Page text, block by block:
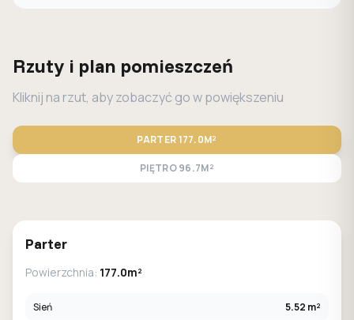
Rzuty i plan pomieszczeń
Kliknij na rzut, aby zobaczyć go w powiększeniu
PARTER177.0M²
PIĘTRO96.7M²
Parter
Powierzchnia: 177.0m²
Sień 5.52 m²